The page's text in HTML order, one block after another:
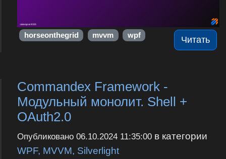
Читать
horseonthegrid mvvm wpf
Commandex Framework -
Модульный монолит. Shell +
OAuth2.0
Опубликовано 06.10.2024 11:35:00в категории
WPF, MVVM, Silverlight